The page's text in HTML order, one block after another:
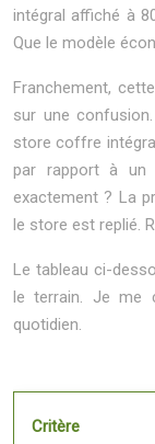
intégral affiché à
Que le modèle
Franchement,
sur une confusion.
store coffre
par rapport à un
exactement ? La
le store est replié.
Le tableau ci-
le terrain. Je me
quotidien.
Critère